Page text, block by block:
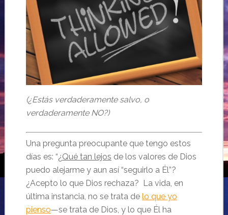
(¿Estás verdaderamente salvo, o
verdaderamente NO?)
Una pregunta preocupante que tengo estos
días es: “¿Qué tan lejos de los valores de Dios
puedo alejarme y aun así “seguirlo a Él”?
¿Acepto lo que Dios rechaza? La vida, en
última instancia, no se trata de lo que yo
pienso—se trata de Dios, y lo que Él ha